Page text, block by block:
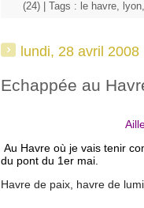
(24) | Tags : le havre, lyon
lundi, 28 avril 2008
Echappée au
Au Havre où je vais tenir
du pont du 1er mai.
Havre de paix, havre de